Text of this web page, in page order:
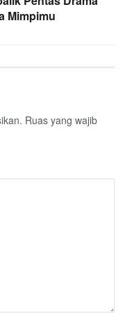
Mimpimu
Ruas yang wajib